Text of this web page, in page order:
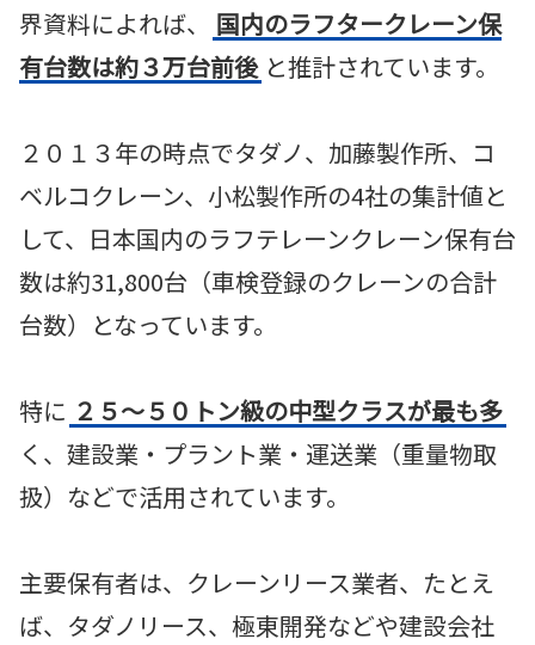
界資料によれば、
国内のラフタークレーン保
有台数は約３万台前後 と推計されています。
２０１３年の時点でタダノ、加藤製作所、コ
ベルコクレーン、小松製作所の4社の集計値と
して、日本国内のラフテレーンクレーン保有台
数は約31,800台（車検登録のクレーンの合計
台数）となっています。
特に ２５～５０トン級の中型クラスが最も多
く、建設業・プラント業・運送業（重量物取
扱）などで活用されています。
主要保有者は、クレーンリース業者、たとえ
ば、タダノリース、極東開発などや建設会社